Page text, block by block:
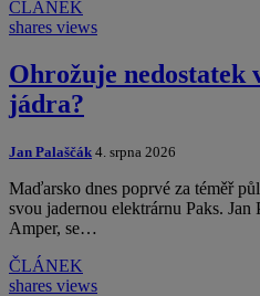
ČLÁNEK
shares views
Ohrožuje nedostatek
jádra?
Jan Palaščák 4. srpna 2026
Maďarsko dnes poprvé za téměř
svou jadernou elektrárnu Paks. Jan
Amper, se…
ČLÁNEK
shares views